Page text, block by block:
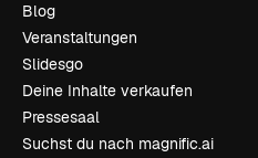
Blog
Veranstaltungen
Slidesgo
Deine Inhalte verkaufen
Pressesaal
Suchst du nach magnific.ai